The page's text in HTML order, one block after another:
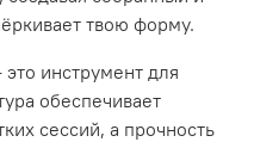
твою форму.
инструмент для
обеспечивает
сессий, а прочность